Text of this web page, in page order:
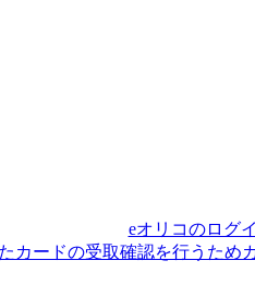
eオリコのログ
カードの受取確認を行うた